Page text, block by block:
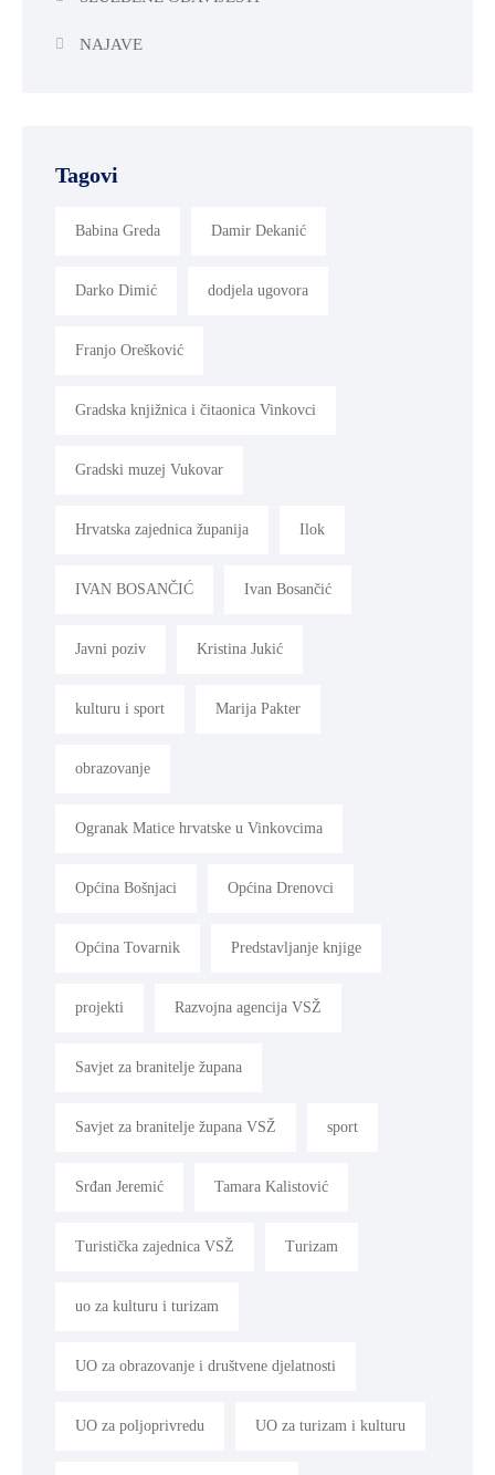
NAJAVE
Tagovi
Babina Greda Damir Dekanić
Darko Dimić dodjela ugovora
Franjo Orešković
Gradska knjižnica i čitaonica Vinkovci
Gradski muzej Vukovar
Hrvatska zajednica županija Ilok
IVAN BOSANČIĆ Ivan Bosančić
Javni poziv Kristina Jukić
kulturu i sport Marija Pakter
obrazovanje
Ogranak Matice hrvatske u Vinkovcima
Općina Bošnjaci Općina Drenovci
Općina Tovarnik Predstavljanje knjige
projekti Razvojna agencija VSŽ
Savjet za branitelje župana
Savjet za branitelje župana VSŽ sport
Srđan Jeremić Tamara Kalistović
Turistička zajednica VSŽ Turizam
uo za kulturu i turizam
UO za obrazovanje i društvene djelatnosti
UO za poljoprivredu UO za turizam i kulturu